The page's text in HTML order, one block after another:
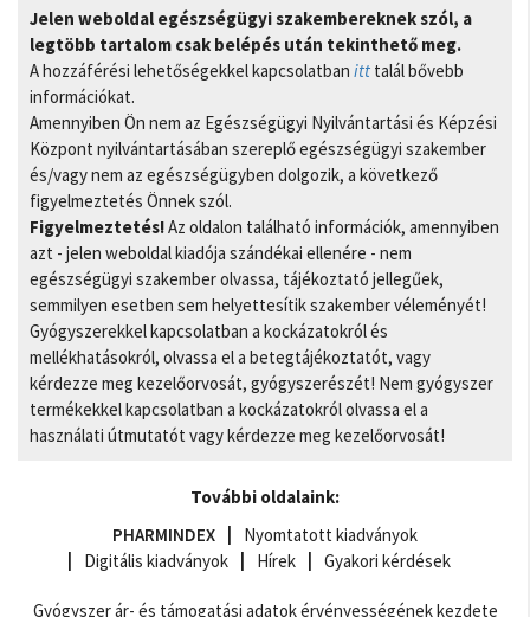
Jelen weboldal egészségügyi szakembereknek szól, a
legtöbb tartalom csak belépés után tekinthető meg.
A hozzáférési lehetőségekkel kapcsolatban itt talál bővebb
információkat.
Amennyiben Ön nem az Egészségügyi Nyilvántartási és Képzési
Központ nyilvántartásában szereplő egészségügyi szakember
és/vagy nem az egészségügyben dolgozik, a következő
figyelmeztetés Önnek szól.
Figyelmeztetés!Az oldalon található információk, amennyiben
azt - jelen weboldal kiadója szándékai ellenére - nem
egészségügyi szakember olvassa, tájékoztató jellegűek,
semmilyen esetben sem helyettesítik szakember véleményét!
Gyógyszerekkel kapcsolatban a kockázatokról és
mellékhatásokról, olvassa el a betegtájékoztatót, vagy
kérdezze meg kezelőorvosát, gyógyszerészét! Nem gyógyszer
termékekkel kapcsolatban a kockázatokról olvassa el a
használati útmutatót vagy kérdezze meg kezelőorvosát!
További oldalaink:
PHARMINDEX
Nyomtatott kiadványok
Digitális kiadványok
Hírek Gyakori kérdések
Gyógyszer ár- és támogatási adatok érvényességének kezdete